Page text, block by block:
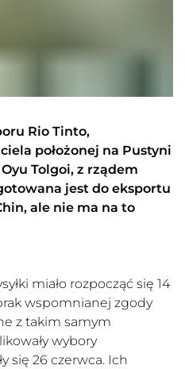
Rio Tinto,
położonej na Pustyni
Tolgoi, z rządem
jest do eksportu
ale nie ma na to
miało rozpocząć się 14
wspomnianej zgody
z takim samym
wybory
się 26 czerwca. Ich